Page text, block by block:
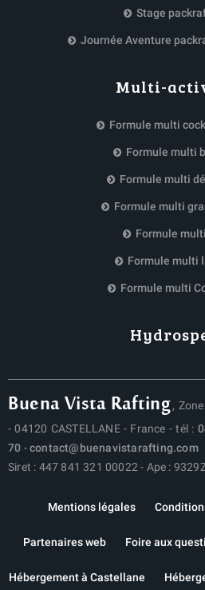
Stage
Journée Aventure
Multi-
Formule multi
Formule multi
Formule multi
Formule multi
Formule
Formule multi
Formule multi
Buena Vista Rafting,
- 04120 CASTELLANE - France - tél :
70 -contact@buenavistarafting.com
Siret : 447 841 321 00022 - Ape :
Mentions légales
Partenaires web Foire aux
Hébergement à Castellane